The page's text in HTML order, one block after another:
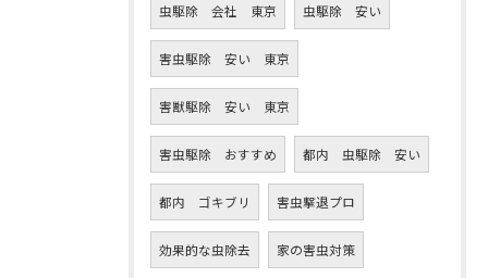
虫駆除 会社 東京 虫駆除 安い
害虫駆除 安い 東京
害獣駆除 安い 東京
害虫駆除 おすすめ 都内 虫駆除 安い
都内 ゴキブリ 害虫撃退プロ
効果的な虫除去 家の害虫対策